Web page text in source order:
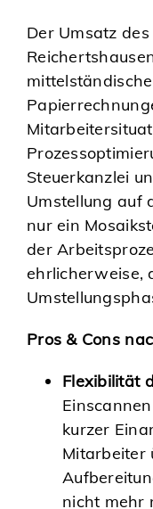
Der Umsatz
Steuerkanzlei
Umstellung auf
nur ein
der
ehrlicherweise,
Pros & Cons
Flexibilität
kurzer
Mitarbeiter
nicht mehr